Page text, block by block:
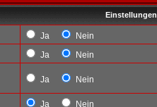
Einstellungen
Ja
Nein
Ja
Nein
Ja Nein
Ja
Nein